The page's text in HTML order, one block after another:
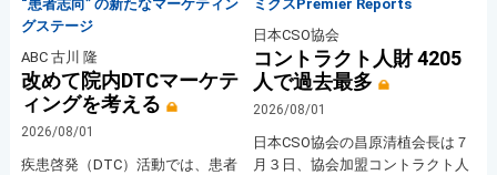
“患者志向” の新たなマーケティン
グステージ
ABC 古川 隆
改めて院内DTCマーケテ
ィングを考える
2026/08/01
疾患啓発（DTC）活動では、患者
ミクスPremier Reports
日本CSO協会
コントラクト人財 4205
人で過去最多
2026/08/01
日本CSO協会の昌原清植会長は７
月３日、協会加盟コントラクト人